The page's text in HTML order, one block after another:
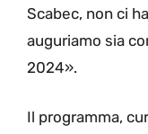
Scabec, non ci
auguriamo sia
2024».
Il programma,